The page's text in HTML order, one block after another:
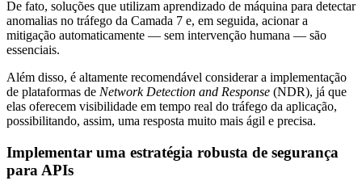
De fato, soluções que utilizam aprendizado de máquina para detectar
anomalias no tráfego da Camada 7 e, em seguida, acionar a
mitigação automaticamente — sem intervenção humana — são
essenciais.
Além disso, é altamente recomendável considerar a implementação
de plataformas de Network Detection and Response (NDR), já que
elas oferecem visibilidade em tempo real do tráfego da aplicação,
possibilitando, assim, uma resposta muito mais ágil e precisa.
Implementar uma estratégia robusta de segurança
para APIs